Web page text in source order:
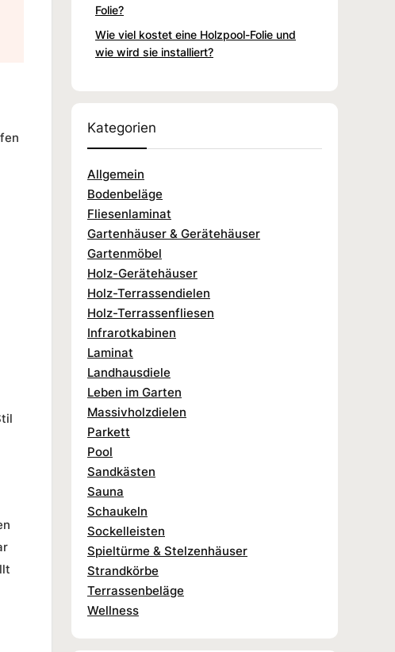
Folie?
Wie viel kostet eine Holzpool-Folie und
wie wird sie installiert?
Kategorien
Allgemein
Bodenbeläge
Fliesenlaminat
Gartenhäuser & Gerätehäuser
Gartenmöbel
Holz-Gerätehäuser
Holz-Terrassendielen
Holz-Terrassenfliesen
Infrarotkabinen
Laminat
Landhausdiele
Leben im Garten
Massivholzdielen
Parkett
Pool
Sandkästen
Sauna
Schaukeln
Sockelleisten
Spieltürme & Stelzenhäuser
Strandkörbe
Terrassenbeläge
Wellness